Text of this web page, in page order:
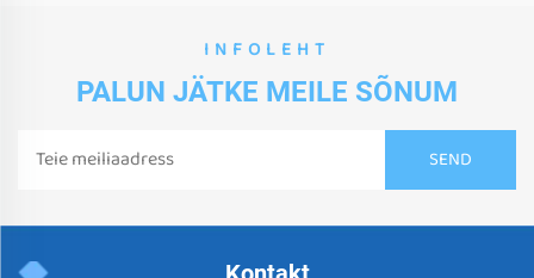
INFOLEHT
PALUN JÄTKE MEILE SÕNUM